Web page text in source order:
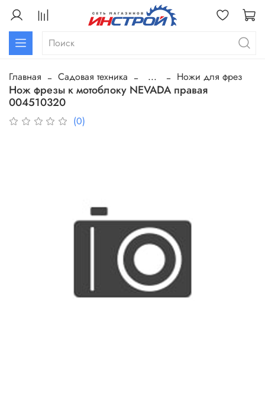
Главная Садовая техника ... Ножи для фрез
Нож фрезы к мотоблоку NEVADA правая
004510320
(0)